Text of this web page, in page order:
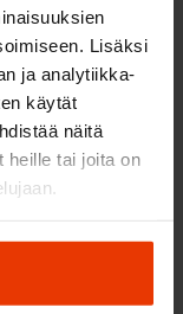
Lisäksi
ja analytiikka-
käytät
näitä
heille tai joita on
kun suoritat